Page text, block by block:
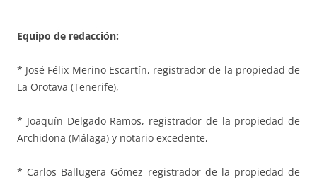
Equipo de redacción:
* José Félix Merino Escartín, registrador de la propiedad de
La Orotava (Tenerife),
* Joaquín Delgado Ramos, registrador de la propiedad de
Archidona (Málaga) y notario excedente,
* Carlos Ballugera Gómez registrador de la propiedad de